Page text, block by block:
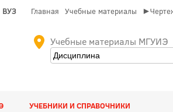
ВУЗ Главная Учебные материалы
Учебные материалы МГУИЭ
УЧЕБНИКИ И СПРАВОЧНИКИ